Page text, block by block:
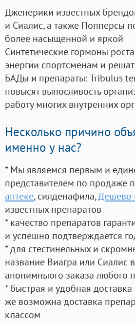
Дженерики известных
и Сиалис, а также Попперсы
более насыщенной и яркой
Синтетические гормоны роста
энергии спортсменам и
БАДы и препараты:Tribulus
повысят выносливость
работу многих внутренних
Несколько причино
именно у нас?
* Мы являемся первым и
представителем по продаже
аптеке, силденафила,Дешево
известных препаратов
* качество препаратов
и успешно подтверждается
* для стестинельных и
название Виагра или Сиалис
анонимныого заказа любого
* быстрая и удобная
же возможна доставка
классом